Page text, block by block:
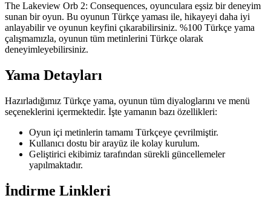
The Lakeview Orb 2: Consequences, oyunculara eşsiz bir deneyim
sunan bir oyun. Bu oyunun Türkçe yaması ile, hikayeyi daha iyi
anlayabilir ve oyunun keyfini çıkarabilirsiniz. %100 Türkçe yama
çalışmamızla, oyunun tüm metinlerini Türkçe olarak
deneyimleyebilirsiniz.
Yama Detayları
Hazırladığımız Türkçe yama, oyunun tüm diyaloglarını ve menü
seçeneklerini içermektedir. İşte yamanın bazı özellikleri:
Oyun içi metinlerin tamamı Türkçeye çevrilmiştir.
Kullanıcı dostu bir arayüz ile kolay kurulum.
Geliştirici ekibimiz tarafından sürekli güncellemeler
yapılmaktadır.
İndirme Linkleri